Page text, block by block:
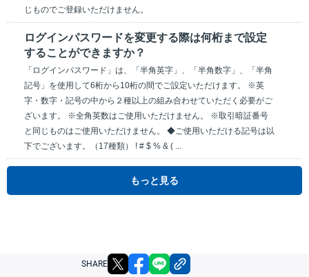
じものでご登録いただけません。
ログインパスワードを変更する際は何桁まで設定
することができますか？
「ログインパスワード」は、「半角英字」、「半角数字」、「半角
記号」を使用して6桁から10桁の間でご設定いただけます。 ※英
字・数字・記号の中から２種以上の組み合わせていただく必要がご
ざいます。 ※全角英数はご使用いただけません。 ※取引暗証番号
と同じものはご使用いただけません。 ◆ご使用いただける記号は以
下でございます。（17種類） ! # $ % & ( ...
もっと見る
SHARE X facebook